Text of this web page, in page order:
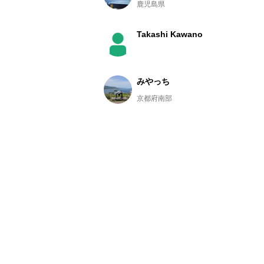
鹿児島県
Takashi Kawano
みやっち
京都府南部